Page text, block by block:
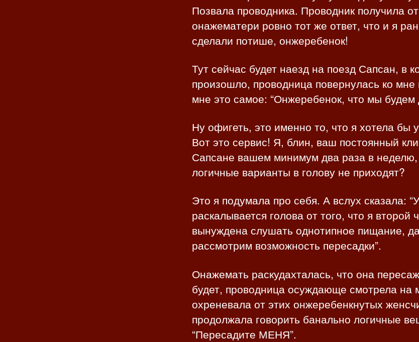
Позвала проводника. Проводник получила от
онажематери ровно тот же ответ, что и я
сделали потише, онжеребенок!
Тут сейчас будет наезд на поезд Сапсан, в
произошло, проводница повернулась ко мне
мне это самое: “Онжеребенок, что мы будем
Ну офигеть, это именно то, что я хотела бы
Вот это сервис! Я, блин, ваш постоянный
Сапсане вашем минимум два раза в неделю,
логичные варианты в голову не приходят?
Это я подумала про себя. А вслух сказала:
раскалывается голова от того, что я второй
вынуждена слушать однотипное пищание,
рассмотрим возможность пересадки”.
Онажемать раскудахталась, что она
будет, проводница осуждающе смотрела на
охреневала от этих онжеребенкнутых
продолжала говорить банально логичные
“Пересадите МЕНЯ”.